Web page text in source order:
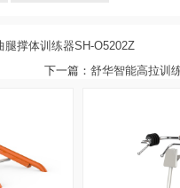
腿撑体训练器SH-O5202Z
下一篇： 舒华智能高拉训